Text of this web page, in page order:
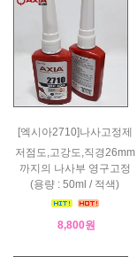
[엑시아2710]나사고정제
저점도,고강도,직경26mm
까지의 나사부 영구고정
(용량 : 50ml / 적색)
8,800원